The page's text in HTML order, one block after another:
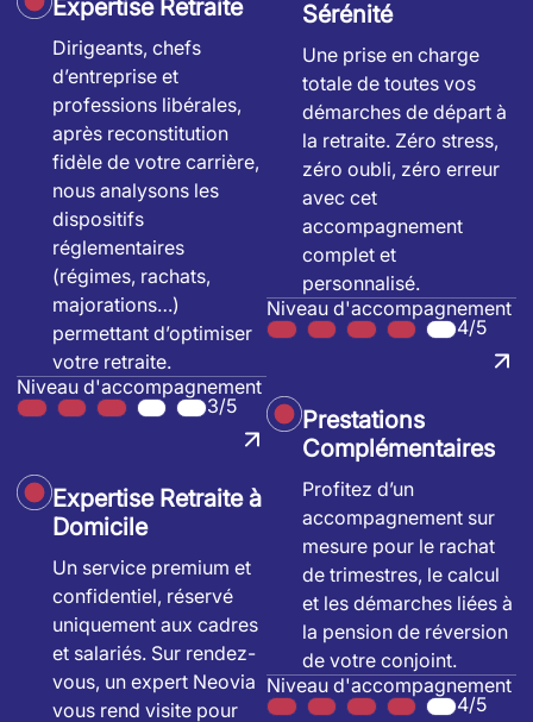
Expertise Retraite
Dirigeants, chefs
d’entreprise et
professions libérales,
après reconstitution
fidèle de votre carrière,
nous analysons les
dispositifs
réglementaires
(régimes, rachats,
majorations…)
permettant d’optimiser
votre retraite.
Niveau d'accompagnement
3/5
Expertise Retraite à
Domicile
Un service premium et
confidentiel, réservé
uniquement aux cadres
et salariés. Sur rendez-
vous, un expert Neovia
vous rend visite pour
Sérénité
Une prise en charge
totale de toutes vos
démarches de départ à
la retraite. Zéro stress,
zéro oubli, zéro erreur
avec cet
accompagnement
complet et
personnalisé.
Niveau d'accompagnement
4/5
Prestations
Complémentaires
Profitez d’un
accompagnement sur
mesure pour le rachat
de trimestres, le calcul
et les démarches liées à
la pension de réversion
de votre conjoint.
Niveau d'accompagnement
4/5